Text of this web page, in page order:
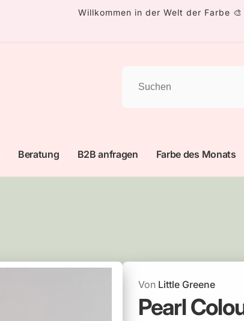
Willkommen in der Welt der Farbe 🎨
Beratung B2B anfragen Farbe des Monats
VonLittle Greene
Pearl